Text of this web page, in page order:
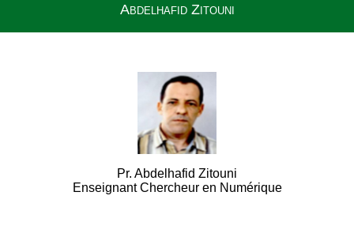
Abdelhafid Zitouni
Pr. Abdelhafid Zitouni
Enseignant Chercheur en Numérique